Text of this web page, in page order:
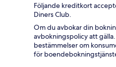
Följande kreditkort
Diners Club.
Om du avbokar din
avbokningspolicy att
bestämmelser om
för